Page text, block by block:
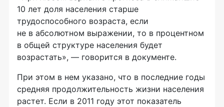
10 лет доля населения старше
трудоспособного возраста, если
не в абсолютном выражении, то в процентном
в общей структуре населения будет
возрастать», — говорится в документе.
При этом в нем указано, что в последние годы
средняя продолжительность жизни населения
растет. Если в 2011 году этот показатель